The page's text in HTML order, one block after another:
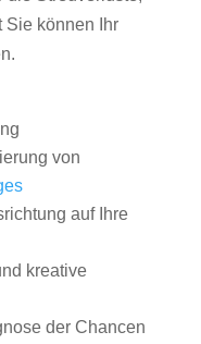
Sie können Ihr
von
auf Ihre
kreative
der Chancen